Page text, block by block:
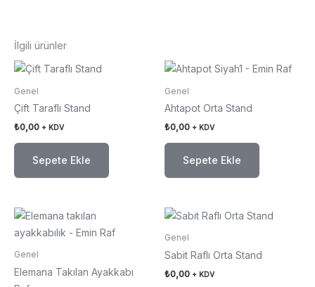
İlgili ürünler
Genel
Çift Taraflı Stand
₺0,00 + KDV
Sepete Ekle
Genel
Ahtapot Orta Stand
₺0,00 + KDV
Sepete Ekle
Genel
Elemana Takılan Ayakkabı
Genel
Sabit Raflı Orta Stand
₺0,00 + KDV